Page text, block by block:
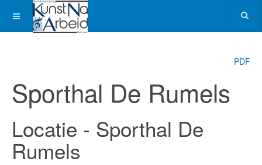
PDF
Sporthal De Rumels
Locatie - Sporthal De
Rumels